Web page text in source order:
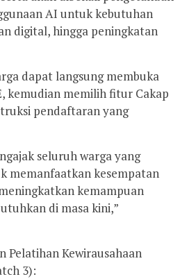
AI untuk kebutuhan
digital, hingga peningkatan
dapat langsung membuka
kemudian memilih fitur Cakap
pendaftaran yang
seluruh warga yang
memanfaatkan kesempatan
kemampuan
di masa kini,”
Pelatihan Kewirausahaan
3):